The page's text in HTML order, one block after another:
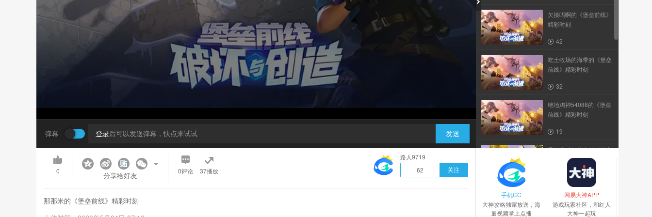
弹幕 登录后可以发送弹幕，快点来试试 发送
欠揍吗啊的《堡垒前线》
精彩时刻
42
吃土牧场的海带的《堡垒
前线》精彩时刻
32
绝地鸡神54088的《堡垒
前线》精彩时刻
19
是娇滴时间简史的《堡垒
前线》精彩时刻
爽朗之魔塔雪女的《堡垒
前线》精彩时刻
0 分享给好友 0评论 37播放
路人9719
62
关注
那那米的《堡垒前线》精彩时刻
手机CC
大神攻略独家放送，海
量视频掌上点播
网易大神APP
游戏玩家社区，和红人
大神一起玩